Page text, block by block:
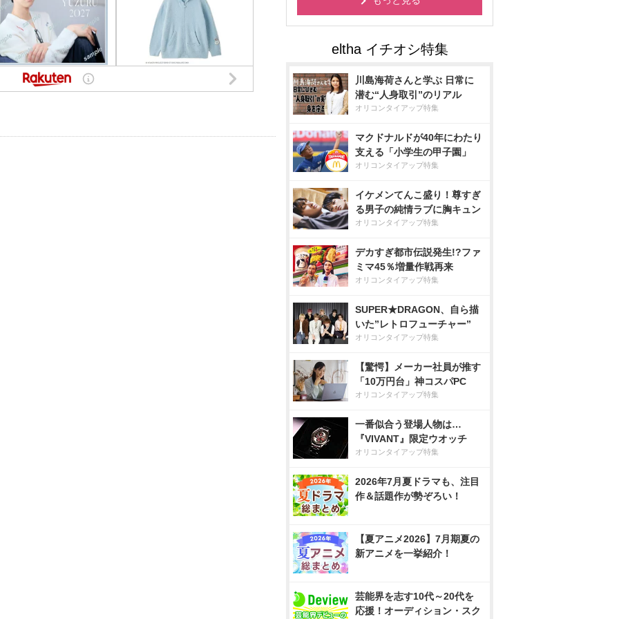
川島海荷さんと学ぶ 日常に
潜む“人身取引”のリアル
オリコンタイアップ特集
マクドナルドが40年にわたり
支える「小学生の甲子園」
オリコンタイアップ特集
イケメンてんこ盛り！尊すぎ
る男子の純情ラブに胸キュン
オリコンタイアップ特集
デカすぎ都市伝説発生!?ファ
ミマ45％増量作戦再来
オリコンタイアップ特集
SUPER★DRAGON、自ら描
いた”レトロフューチャー”
オリコンタイアップ特集
【驚愕】メーカー社員が推す
「10万円台」神コスパPC
オリコンタイアップ特集
一番似合う登場人物は…
『VIVANT』限定ウオッチ
オリコンタイアップ特集
2026年7月夏ドラマも、注目
作＆話題作が勢ぞろい！
【夏アニメ2026】7月期夏の
新アニメを一挙紹介！
芸能界を志す10代～20代を
応援！オーディション・スク